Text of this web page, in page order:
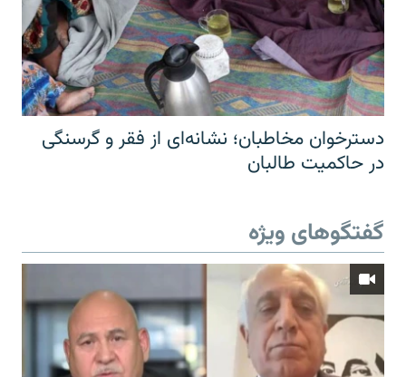
دسترخوان مخاطبان؛ نشانه‌ای از فقر و گرسنگی
در حاکمیت طالبان
گفتگوهای ویژه